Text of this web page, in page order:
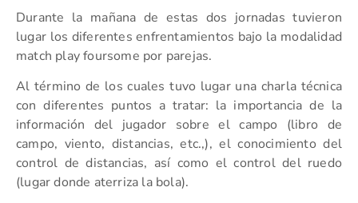
Durante la mañana de estas dos jornadas tuvieron
lugar los diferentes enfrentamientos bajo la modalidad
match play foursome por parejas.
Al término de los cuales tuvo lugar una charla técnica
con diferentes puntos a tratar: la importancia de la
información del jugador sobre el campo (libro de
campo, viento, distancias, etc.,), el conocimiento del
control de distancias, así como el control del ruedo
(lugar donde aterriza la bola).